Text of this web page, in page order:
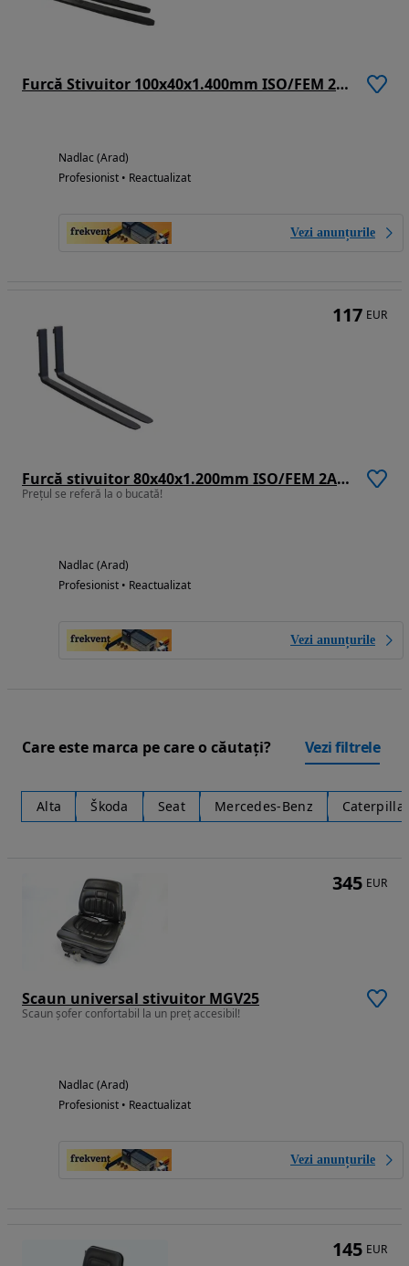
Furcă Stivuitor 100x40x1.400mm ISO/FEM 2A (Capacitate De Încărcare 1.250 kg/500 mm/bucată)
Nadlac (Arad)
Profesionist • Reactualizat
Vezi anunțurile
Furcă stivuitor 80x40x1.200mm ISO/FEM 2A (capacitate de încărcare 1.000 kg/500 mm/bucată)
Prețul se referă la o bucată!
Nadlac (Arad)
Profesionist • Reactualizat
Vezi anunțurile
117 EUR
Care este marca pe care o căutați? Vezi filtrele
Alta Škoda Seat Mercedes-Benz
Scaun universal stivuitor MGV25
Scaun șofer confortabil la un preț accesibil!
Nadlac (Arad)
Profesionist • Reactualizat
Vezi anunțurile
345 EUR
145 EUR